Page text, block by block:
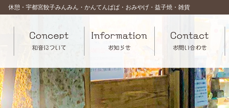
休憩・宇都宮餃子みんみん・かんてんぱぱ・おみやげ・益子焼・雑貨